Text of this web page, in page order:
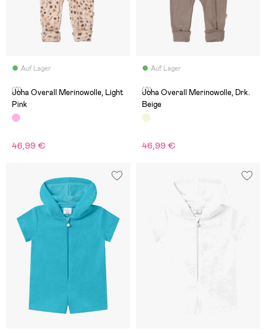
Auf Lager
(0)
Joha Overall Merinowolle, Light
Pink
46,99 €
Auf Lager
(0)
Joha Overall Merinowolle, Drk.
Beige
46,99 €